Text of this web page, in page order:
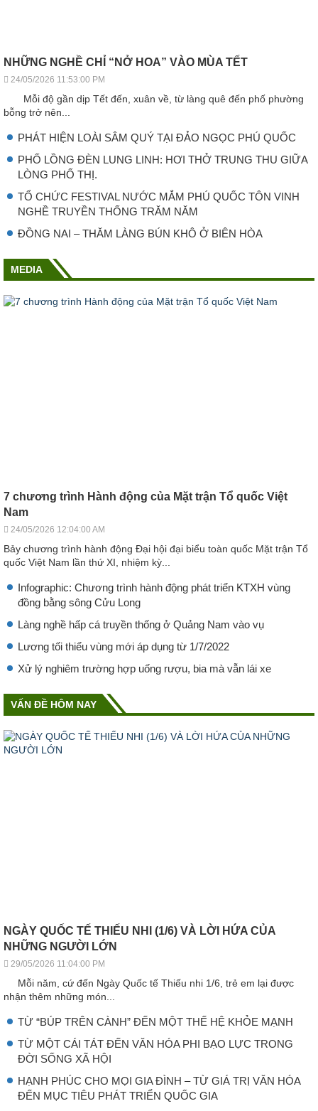
NHỮNG NGHỀ CHỈ “NỞ HOA” VÀO MÙA TẾT
24/05/2026 11:53:00 PM
Mỗi độ gần dịp Tết đến, xuân về, từ làng quê đến phố phường
bỗng trở nên...
PHÁT HIỆN LOÀI SÂM QUÝ TẠI ĐẢO NGỌC PHÚ QUỐC
PHỐ LỒNG ĐÈN LUNG LINH: HƠI THỞ TRUNG THU GIỮA
LÒNG PHỐ THỊ.
TỔ CHỨC FESTIVAL NƯỚC MẮM PHÚ QUỐC TÔN VINH
NGHỀ TRUYỀN THỐNG TRĂM NĂM
ĐỒNG NAI – THĂM LÀNG BÚN KHÔ Ở BIÊN HÒA
MEDIA
7 chương trình Hành động của Mặt trận Tổ quốc Việt
Nam
24/05/2026 12:04:00 AM
Bảy chương trình hành động Đại hội đại biểu toàn quốc Mặt trận Tổ
quốc Việt Nam lần thứ XI, nhiệm kỳ...
Infographic: Chương trình hành động phát triển KTXH vùng
đồng bằng sông Cửu Long
Làng nghề hấp cá truyền thống ở Quảng Nam vào vụ
Lương tối thiểu vùng mới áp dụng từ 1/7/2022
Xử lý nghiêm trường hợp uống rượu, bia mà vẫn lái xe
VẤN ĐỀ HÔM NAY
NGÀY QUỐC TẾ THIẾU NHI (1/6) VÀ LỜI HỨA CỦA
NHỮNG NGƯỜI LỚN
29/05/2026 11:04:00 PM
Mỗi năm, cứ đến Ngày Quốc tế Thiếu nhi 1/6, trẻ em lại được
nhận thêm những món...
TỪ “BÚP TRÊN CÀNH” ĐẾN MỘT THẾ HỆ KHỎE MẠNH
TỪ MỘT CÁI TÁT ĐẾN VĂN HÓA PHI BẠO LỰC TRONG
ĐỜI SỐNG XÃ HỘI
HẠNH PHÚC CHO MỌI GIA ĐÌNH – TỪ GIÁ TRỊ VĂN HÓA
ĐẾN MỤC TIÊU PHÁT TRIỂN QUỐC GIA